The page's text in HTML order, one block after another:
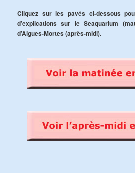
Cliquez sur les pavés ci-dessous
d’explications sur le Seaquarium
d’Aigues-Mortes (après-midi).